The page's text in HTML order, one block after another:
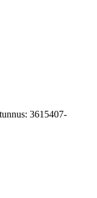
3615407-